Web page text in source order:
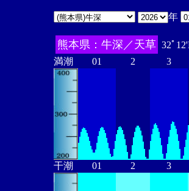
年
熊本県：牛深／天草 32ﾟ
満潮
01 2 3
干潮 01 2 3